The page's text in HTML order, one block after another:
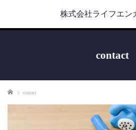
株式会社ライフエン
contact
ホーム contact